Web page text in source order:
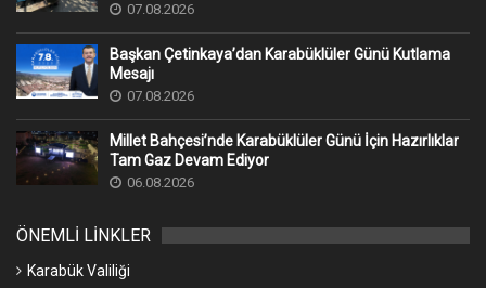
07.08.2026
Başkan Çetinkaya’dan Karabüklüler Günü Kutlama
Mesajı
07.08.2026
Millet Bahçesi’nde Karabüklüler Günü İçin Hazırlıklar
Tam Gaz Devam Ediyor
06.08.2026
ÖNEMLİ LİNKLER
Karabük Valiliği